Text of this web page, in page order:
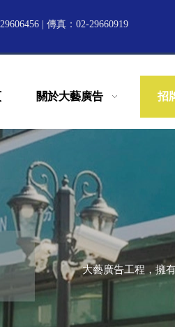
| 傳真：02-29660919
關於大藝廣告 招
大藝廣告工程，擁